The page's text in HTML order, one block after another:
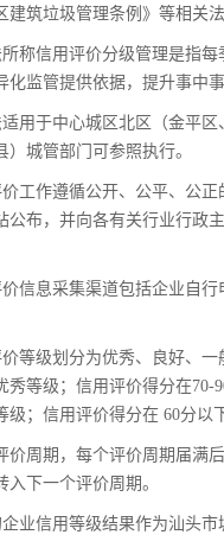
建筑垃圾管理条例》等相关
信用评价分级管理是指每
化监管提供依据，提升事中
于中心城区北区（金平区
）城管部门可参照执行。
作遵循公开、公平、公正
公布，并向各有关行业行政
息采集渠道包括企业自行
级划分为优秀、良好、一
秀等级；信用评价得分在
级；信用评价得分在 60分以
期，每个评价周期届满后
下一个评价周期。
信用等级结果作为汕头市